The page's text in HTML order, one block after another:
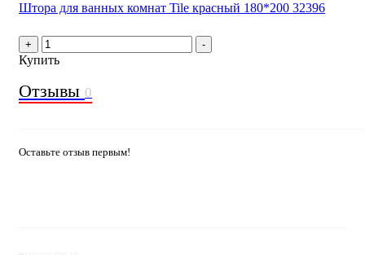
Штора для ванных комнат Tile красный 180*200 32396
+ -
Купить
Отзывы 0
Оставьте отзыв первым!